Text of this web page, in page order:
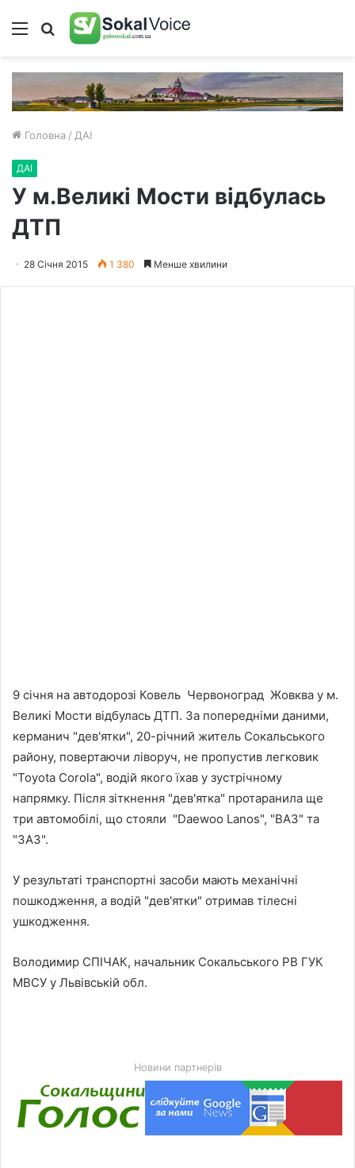
Меню Пошук
Головна / ДАІ
ДАІ
У м.Великі Мости відбулась
ДТП
28 Січня 2015 1 380 Менше хвилини
9 січня на автодорозі Ковель Червоноград Жовква у м.
Великі Мости відбулась ДТП. За попередніми даними,
керманич "дев'ятки", 20-річний житель Сокальського
району, повертаючи ліворуч, не пропустив легковик
"Toyota Corola", водій якого їхав у зустрічному
напрямку. Після зіткнення "дев'ятка" протаранила ще
три автомобілі, що стояли "Daewoo Lanos", "ВАЗ" та
"ЗАЗ".
У результаті транспортні засоби мають механічні
пошкодження, а водій "дев'ятки" отримав тілесні
ушкодження.
Володимир СПІЧАК, начальник Сокальського РВ ГУК
МВСУ у Львівській обл.
Новини партнерів